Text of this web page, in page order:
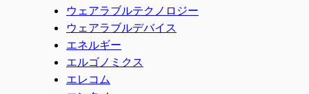
ウェアラブルテクノロジー
ウェアラブルデバイス
エネルギー
エルゴノミクス
エレコム